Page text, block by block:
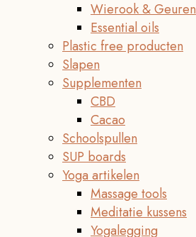
Wierook & Geuren
Essential oils
Plastic free producten
Slapen
Supplementen
CBD
Cacao
Schoolspullen
SUP boards
Yoga artikelen
Massage tools
Meditatie kussens
Yogalegging